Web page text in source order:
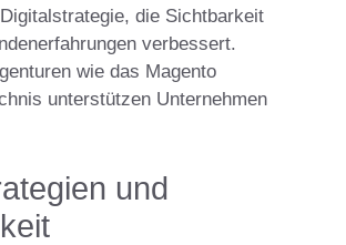
die Sichtbarkeit
verbessert.
wie das Magento
unterstützen Unternehmen
und